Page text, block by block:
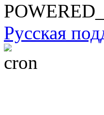
Русская